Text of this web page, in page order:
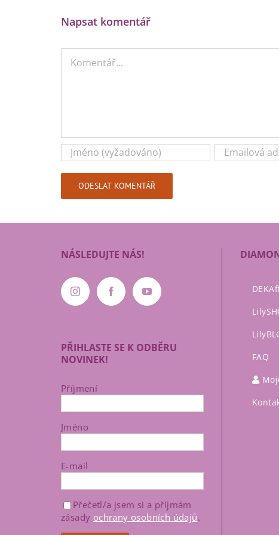
Napsat komentář
NÁSLEDUJTE NÁS!
PŘIHLASTE SE K ODBĚRU
NOVINEK!
Příjmení
Jméno
E-mail
Přečetl/a jsem si a příjmám
zásady ochrany osobních údajů.
FAQ